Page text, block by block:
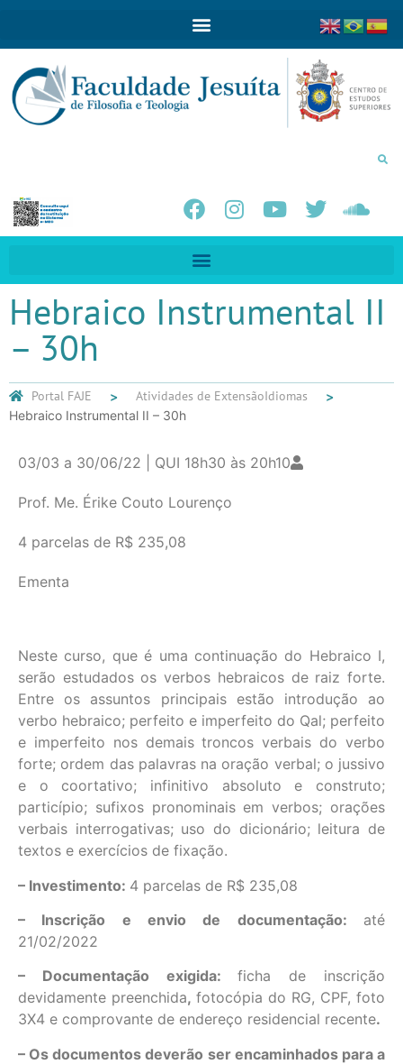
Hebraico Instrumental II
– 30h
Portal FAJE Atividades de ExtensãoIdiomas
Hebraico Instrumental II – 30h
03/03 a 30/06/22 | QUI 18h30 às 20h10
Prof. Me. Érike Couto Lourenço
4 parcelas de R$ 235,08
Ementa
Neste curso, que é uma continuação do Hebraico I,
serão estudados os verbos hebraicos de raiz forte.
Entre os assuntos principais estão introdução ao
verbo hebraico; perfeito e imperfeito do Qal; perfeito
e imperfeito nos demais troncos verbais do verbo
forte; ordem das palavras na oração verbal; o jussivo
e o coortativo; infinitivo absoluto e construto;
particípio; sufixos pronominais em verbos; orações
verbais interrogativas; uso do dicionário; leitura de
textos e exercícios de fixação.
– Investimento: 4 parcelas de R$ 235,08
– Inscrição e envio de documentação: até
21/02/2022
– Documentação exigida:ficha de inscrição
devidamente preenchida, fotocópia do RG, CPF, foto
3X4 e comprovante de endereço residencial recente.
– Os documentos deverão ser encaminhados para a